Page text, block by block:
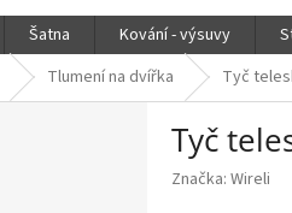
Šatna Kování - výsuvy
Tlumení na dvířka Tyč
Tyč
Značka: Wireli